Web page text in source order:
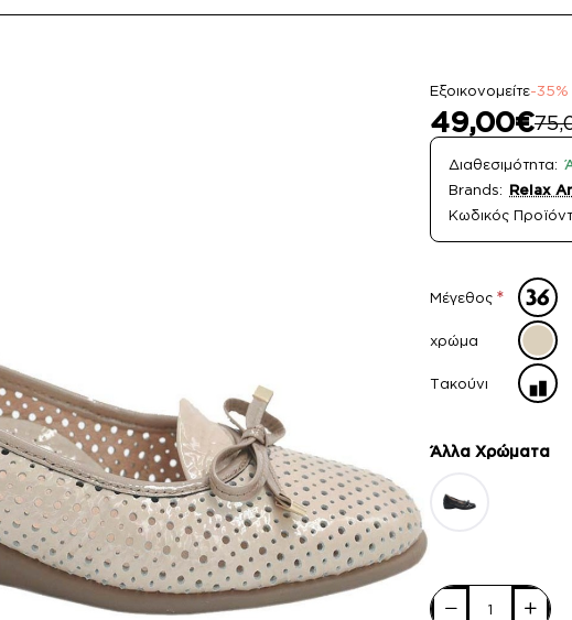
Εξοικονομείτε-35%
49,00€
Διαθεσιμότητα:
Brands: Relax
Κωδικός
Μέγεθος
χρώμα
Τακούνι
Άλλα Xρώματα